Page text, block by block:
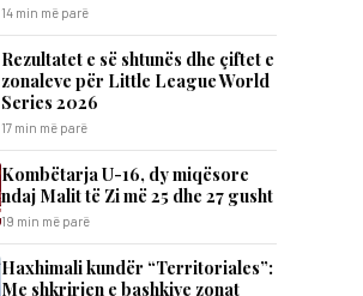
14 min më parë
Rezultatet e së shtunës dhe çiftet e
zonaleve për Little League World
Series 2026
17 min më parë
Kombëtarja U-16, dy miqësore
ndaj Malit të Zi më 25 dhe 27 gusht
19 min më parë
Haxhimali kundër “Territoriales”:
Me shkrirjen e bashkive zonat